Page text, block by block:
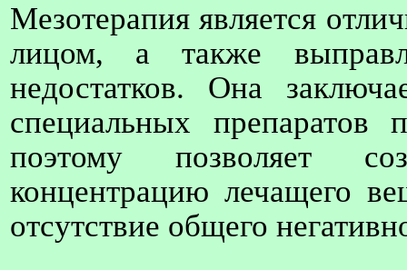
Мезотерапия является
лицом, а также
недостатков. Она
специальных
поэтому позволяет
концентрацию лечащего
отсутствие общего